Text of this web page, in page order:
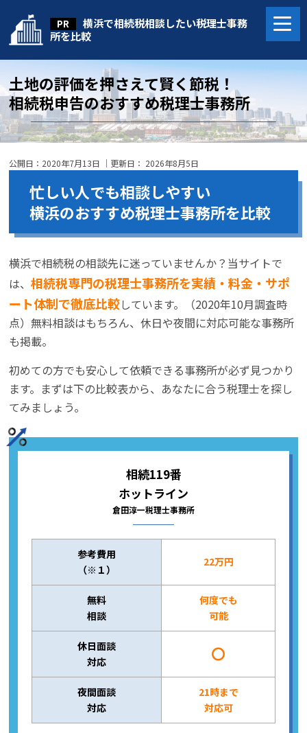
横浜で相続税相談したい税理士事務
所を比較
土地の評価を押さえて賢く節税！
相続税申告のおすすめ税理士事務所
公開日： 2020年7月13日 ｜更新日： 2026年8月5日
忙しい人でも相談しやすい
横浜のおすすめ税理士事務所を比較
横浜で相続税の相談先に迷っていませんか？当サイトで
は、相続税専門の税理士事務所を実績・料金・サポ
ート体制で徹底比較しています。（2020年10月調査時
点）無料相談はもちろん、休日や夜間に対応可能な事務所
も掲載。
初めての方でも安心して依頼できる事務所が必ず見つかり
ます。まずは下の比較表から、あなたに合う税理士を探し
てみましょう。
相続119番
ホットライン
倉田淳一税理士事務所
参考費用
（※１）
22万円
無料
相談
何度でも
可能
休日面談
対応
〇
夜間面談
対応
21時まで
対応可